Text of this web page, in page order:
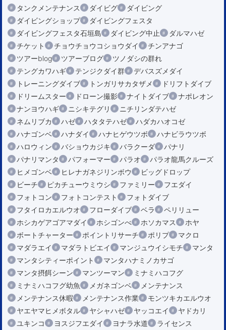
タンクメンテナンス
ダイビグ
ダイビング
ダイビングショップ
ダイビングフェスタ
ダイビングフェスタ石垣島
ダイビング中止
ダルマハゼ
チケット
チョウチョウコショウダイ
チンアナゴ
ツアーblog
ツアーブログ
ツノダシの群れ
テングカワハギ
テンジクダイ群
デバスズメダイ
トレーニングダイブ
トンガリサカタザメ
ドリフトダイブ
ドリームスター
ドローン撮影 ナイトダイブ
ナポレオン
ナンヨウハギ
ニシキテグリ
ニチリンダテハゼ
ネムリブカ
ハゼ ハタタテハゼ
ハダカハオコゼ
ハナゴンベ
ハナダイ ハナヒゲウツボ
ハナビラウツボ
ハロウィン
バショウカジキ バラクーダ
パナリ
パナリマンタ
パフォーマー パラオ
パラオ龍馬クルーズ
ヒメゴンベ
ヒレナガネジリンボウ
ビッグドロップ
ビーチ
ピカチューウミウシ ファミリー
フエダイ
フォトコン
フォトコンテスト
フォトダイブ
フタイロカエルウオ
フローダイブ ベラ
ペリリュー
ホシカゲアゴアマダイ
ホシゴンべ ホソカマス
ホヤ
ボートチャーター
ポイントリサーチ ポリプ
マクロ
マダラエイ
マダラトビエイ マンジュウイシモチ
マンタ
マンタシティーポイント
マンタハナミノカサゴ
マンタ摂餌シーン
マンツーマン
ミナミハコフグ
ミナミハコフグ幼魚
メガネゴンベ
メンテナンス
メンテナンス休暇
メンテナンス作業
モンツキカエルウオ
ヤエヤマヒメボタル
ヤシャハゼ ヤッコエイ
ヤドカリ
ユキンコ
ヨスジフエダイ ヨナラ水道
ライセンス